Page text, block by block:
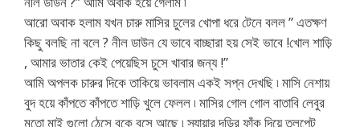
আরো অবাক হলাম যখন চারু মাসির চুলের খোপা ধরে টেনে বলল ” এতক্ষণ
কিছু বলছি না বলে ? নীল ডাউন যে ভাবে বাচ্ছারা হয় সেই ভাবে !খোল শাড়ি
, আমার ভাতার কেই পেয়েছিস চুসে খাবার জন্য !”
আমি অপলক চারুর দিকে তাকিয়ে ভাবলাম একই সপ্ন দেখছি ৷ মাসি নেশায়
বুদ হয়ে কাঁপতে কাঁপতে শাড়ি খুলে ফেলল ৷ মাসির গোল গোল বাতাবি লেবুর
মতো মাই গুলো ঠেসে বুকে বসে আছে ৷ স্যায়ার দড়ির ফাঁক দিয়ে তলপেট